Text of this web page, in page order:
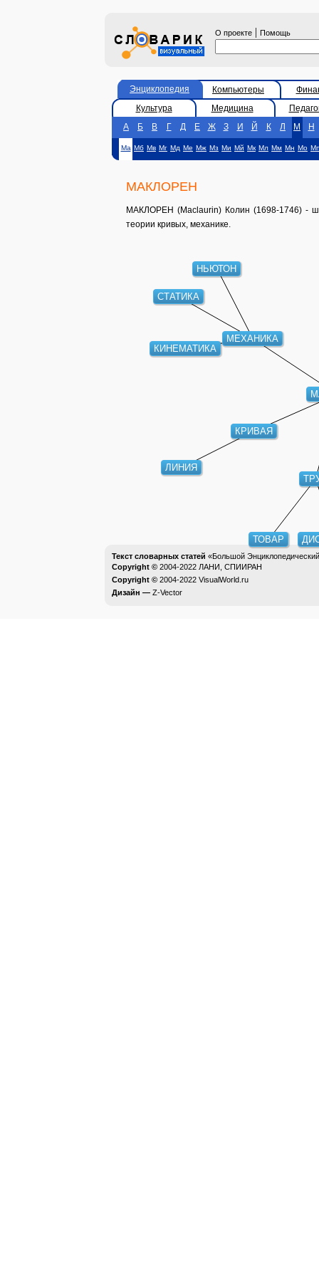
О проекте | Помощь
Энциклопедия Компьютеры
Культура
Медицина
А
Б В Г Д Е Ж З И Й К Л М Н
Ма Мб Мв Мг Мд Ме Мж Мз Ми Мй Мк Мл Мм Мн Мо Мп
МАКЛОРЕН
МАКЛОРЕН (Maclaurin) Колин (1698-1746) -
теории кривых, механике.
КРИВАЯ
МЕХАНИКА
ЛИНИЯ
КИНЕМАТИКА
СТАТИКА
НЬЮТОН
ТОВАР
Текст словарных статей «Большой
Copyright © 2004-2022 ЛАНИ, СПИИРАН
Copyright © 2004-2022 VisualWorld.ru
Дизайн — Z-Vector